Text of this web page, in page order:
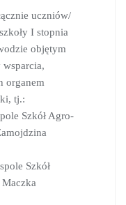
uczniów/
I stopnia
objętym
organem
tj.:
Szkół Agro-
Szkół